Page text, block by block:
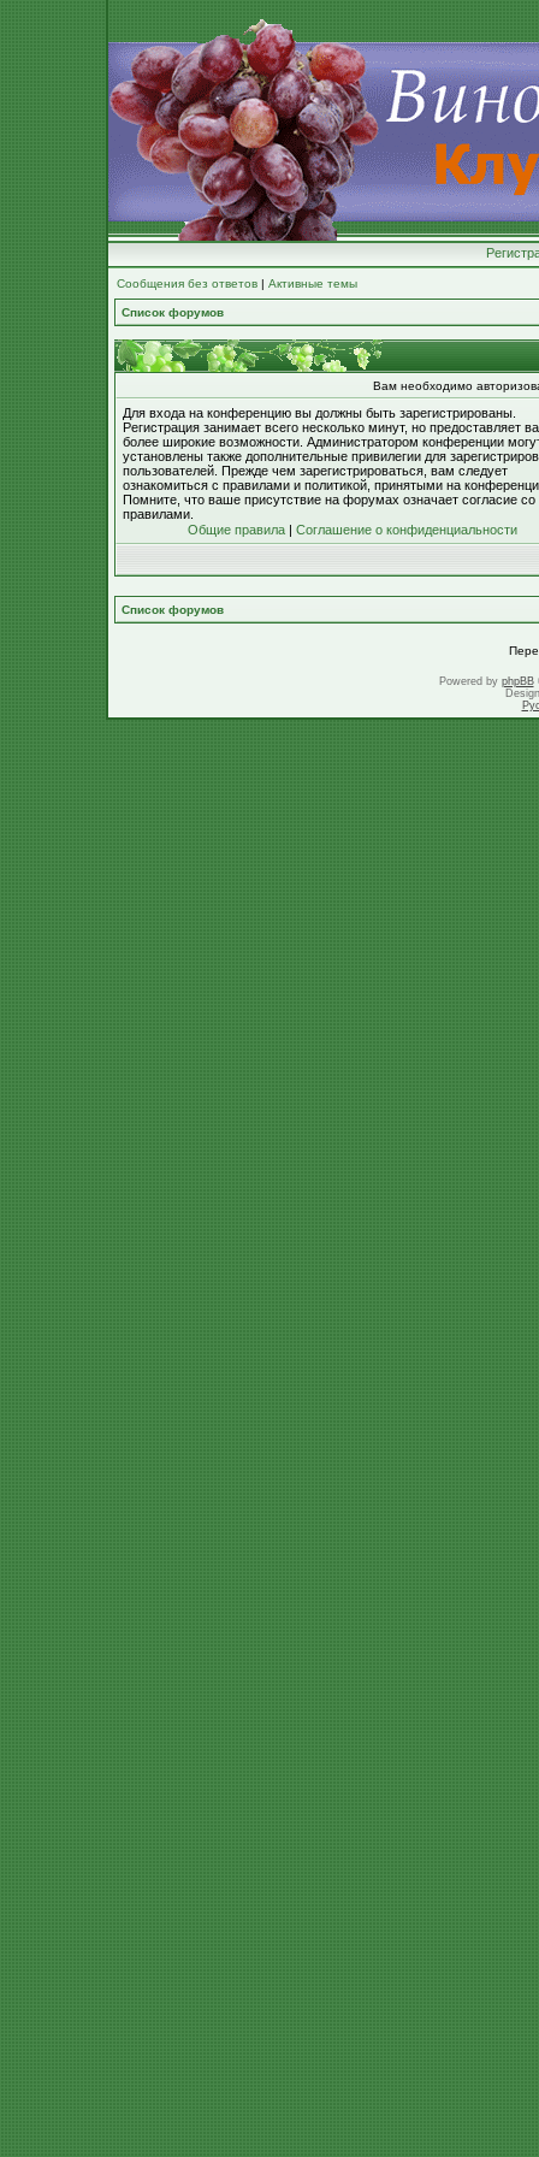
Сообщения без ответов | Активные темы
Список форумов
Вам необходимо
Для входа на конференцию вы должны быть зарегистрированы.
Регистрация занимает всего несколько минут, но предоставляет
более широкие возможности. Администратором конференции
установлены также дополнительные привилегии для
пользователей. Прежде чем зарегистрироваться, вам следует
ознакомиться с правилами и политикой, принятыми на
Помните, что ваше присутствие на форумах означает согласие со
правилами.
Общие правила | Соглашение о конфиденциальности
Список форумов
Powered by phpBB